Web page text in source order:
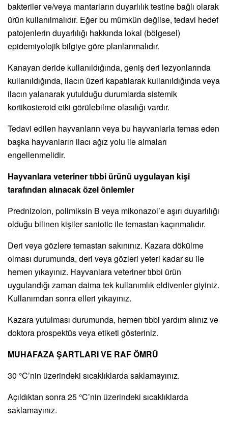
bakteriler ve/veya mantarların duyarlılık testine bağlı olarak
ürün kullanılmalıdır. Eğer bu mümkün değilse, tedavi hedef
patojenlerin duyarlılığı hakkında lokal (bölgesel)
epidemiyolojik bilgiye göre planlanmalıdır.
Kanayan deride kullanıldığında, geniş deri lezyonlarında
kullanıldığında, ilacın üzeri kapatılarak kullanıldığında veya
ilacın yalanarak yutulduğu durumlarda sistemik
kortikosteroid etki görülebilme olasılığı vardır.
Tedavi edilen hayvanların veya bu hayvanlarla temas eden
başka hayvanların ilacı ağız yolu ile almaları
engellenmelidir.
Hayvanlara veteriner tıbbi ürünü uygulayan kişi
tarafından alınacak özel önlemler
Prednizolon, polimiksin B veya mikonazol’e aşırı duyarlılığı
olduğu bilinen kişiler saniotic ile temastan kaçınmalıdır.
Deri veya gözlere temastan sakınınız. Kazara dökülme
olması durumunda, deri veya gözleri yeteri kadar su ile
hemen yıkayınız. Hayvanlara veteriner tıbbi ürün
uygulandığı zaman daima tek kullanımlık eldivenler giyiniz.
Kullanımdan sonra elleri yıkayınız.
Kazara yutulması durumunda, hemen tıbbi yardım alınız ve
doktora prospektüs veya etiketi gösteriniz.
MUHAFAZA ŞARTLARI VE RAF ÖMRÜ
30 °C’nin üzerindeki sıcaklıklarda saklamayınız.
Açıldıktan sonra 25 °C’nin üzerindeki sıcaklıklarda
saklamayınız.